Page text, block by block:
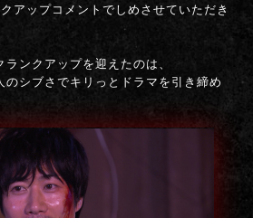
アップコメントでしめさせていただき
ンクアップを迎えたのは、
のシブさでキリっとドラマを引き締め